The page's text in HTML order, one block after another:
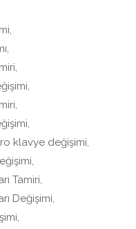
klavye değişimi,
Tamiri,
Değişimi,